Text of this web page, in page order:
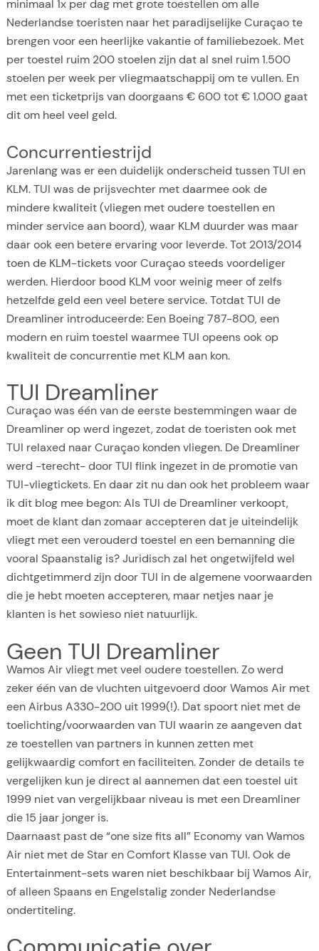
minimaal 1x per dag met grote toestellen om alle
Nederlandse toeristen naar het paradijselijke Curaçao te
brengen voor een heerlijke vakantie of familiebezoek. Met
per toestel ruim 200 stoelen zijn dat al snel ruim 1.500
stoelen per week per vliegmaatschappij om te vullen. En
met een ticketprijs van doorgaans € 600 tot € 1.000 gaat
dit om heel veel geld.
Concurrentiestrijd
Jarenlang was er een duidelijk onderscheid tussen TUI en
KLM. TUI was de prijsvechter met daarmee ook de
mindere kwaliteit (vliegen met oudere toestellen en
minder service aan boord), waar KLM duurder was maar
daar ook een betere ervaring voor leverde. Tot 2013/2014
toen de KLM-tickets voor Curaçao steeds voordeliger
werden. Hierdoor bood KLM voor weinig meer of zelfs
hetzelfde geld een veel betere service. Totdat TUI de
Dreamliner introduceerde: Een Boeing 787-800, een
modern en ruim toestel waarmee TUI opeens ook op
kwaliteit de concurrentie met KLM aan kon.
TUI Dreamliner
Curaçao was één van de eerste bestemmingen waar de
Dreamliner op werd ingezet, zodat de toeristen ook met
TUI relaxed naar Curaçao konden vliegen. De Dreamliner
werd -terecht- door TUI flink ingezet in de promotie van
TUI-vliegtickets. En daar zit nu dan ook het probleem waar
ik dit blog mee begon: Als TUI de Dreamliner verkoopt,
moet de klant dan zomaar accepteren dat je uiteindelijk
vliegt met een verouderd toestel en een bemanning die
vooral Spaanstalig is? Juridisch zal het ongetwijfeld wel
dichtgetimmerd zijn door TUI in de algemene voorwaarden
die je hebt moeten accepteren, maar netjes naar je
klanten is het sowieso niet natuurlijk.
Geen TUI Dreamliner
Wamos Air vliegt met veel oudere toestellen. Zo werd
zeker één van de vluchten uitgevoerd door Wamos Air met
een Airbus A330-200 uit 1999(!). Dat spoort niet met de
toelichting/voorwaarden van TUI waarin ze aangeven dat
ze toestellen van partners in kunnen zetten met
gelijkwaardig comfort en faciliteiten. Zonder de details te
vergelijken kun je direct al aannemen dat een toestel uit
1999 niet van vergelijkbaar niveau is met een Dreamliner
die 15 jaar jonger is.
Daarnaast past de “one size fits all” Economy van Wamos
Air niet met de Star en Comfort Klasse van TUI. Ook de
Entertainment-sets waren niet beschikbaar bij Wamos Air,
of alleen Spaans en Engelstalig zonder Nederlandse
ondertiteling.